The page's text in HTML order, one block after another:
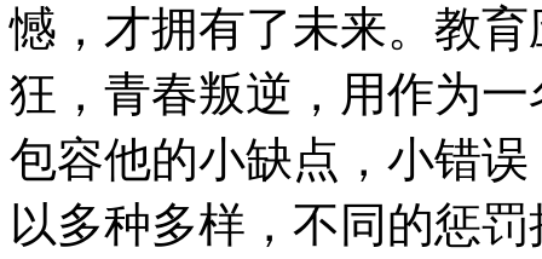
憾，才拥有了未来。教
狂，青春叛逆，用作为
包容他的小缺点，小错
以多种多样，不同的惩